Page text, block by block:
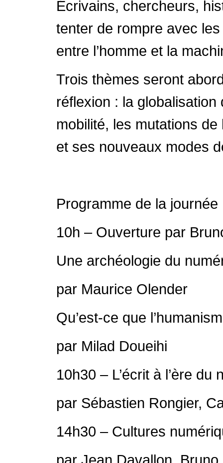
Écrivains, chercheurs,
tenter de rompre avec
entre l’homme et la
Trois thèmes seront
réflexion : la
mobilité, les mutations de
et ses nouveaux modes
Programme de la journée
10h – Ouverture par
Une archéologie du
par Maurice Olender
Qu’est-ce que
par Milad Doueihi
10h30 – L’écrit à l’ère du
par Sébastien Rongier,
14h30 – Cultures
par Jean Davallon,